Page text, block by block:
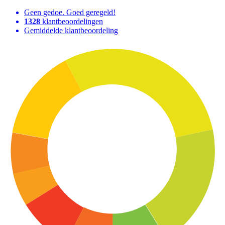
Geen gedoe. Goed geregeld!
1328 klantbeoordelingen
Gemiddelde klantbeoordeling